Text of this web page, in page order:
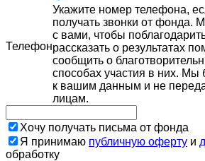
Телефон
Укажите номер телефона,
получать звонки от фонда.
с вами, чтобы
рассказать о результатах
сообщить о
способах участия в них. Мы
к вашим данным и не
лицам.
Хочу получать письма от фонда
Я принимаю публичную оферту и
обработку